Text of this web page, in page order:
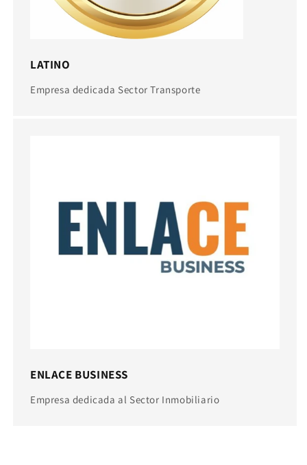
LATINO
Empresa dedicada Sector Transporte
ENLACE BUSINESS
Empresa dedicada al Sector Inmobiliario